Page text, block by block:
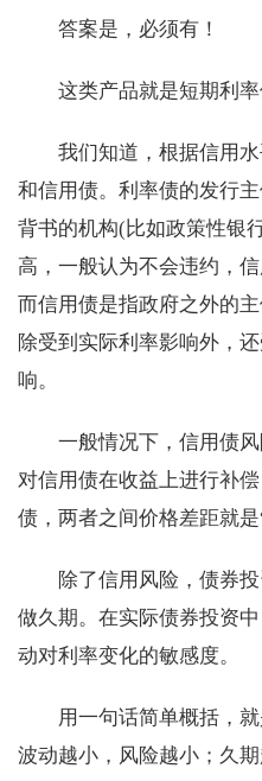
答案是，必须有！
这类产品就是短期利率
我们知道，根据信用
和信用债。利率债的发行
背书的机构(比如政策性银
高，一般认为不会违约，
而信用债是指政府之外的
除受到实际利率影响外，
响。
一般情况下，信用债
对信用债在收益上进行补
债，两者之间价格差距就是
除了信用风险，债券
做久期。在实际债券投资
动对利率变化的敏感度。
用一句话简单概括，
波动越小，风险越小；久